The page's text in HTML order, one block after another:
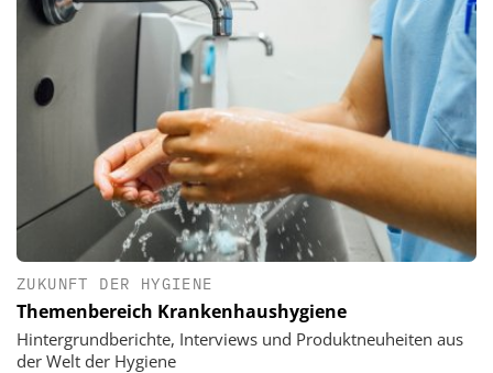
ZUKUNFT DER HYGIENE
Themenbereich Krankenhaushygiene
Hintergrundberichte, Interviews und Produktneuheiten aus
der Welt der Hygiene